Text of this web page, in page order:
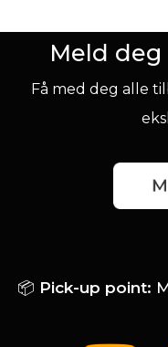
Meld
Få med deg alle
📦 Pick-up point: